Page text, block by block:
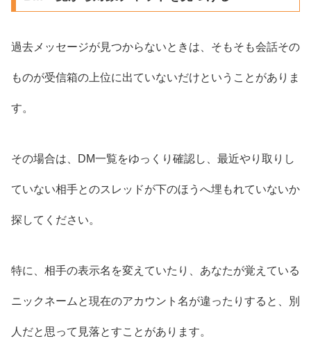
過去メッセージが見つからないときは、そもそも会話その
ものが受信箱の上位に出ていないだけということがありま
す。
その場合は、DM一覧をゆっくり確認し、最近やり取りし
ていない相手とのスレッドが下のほうへ埋もれていないか
探してください。
特に、相手の表示名を変えていたり、あなたが覚えている
ニックネームと現在のアカウント名が違ったりすると、別
人だと思って見落とすことがあります。